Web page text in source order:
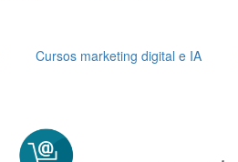
Cursos marketing digital e IA